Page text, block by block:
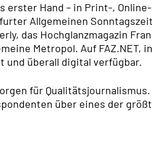
Hand – in Print-,
Allgemeinen
das Hochglanzmagazin
Metropol. Auf FAZ.NET,
und überall digital verfügbar.
für
über eines der